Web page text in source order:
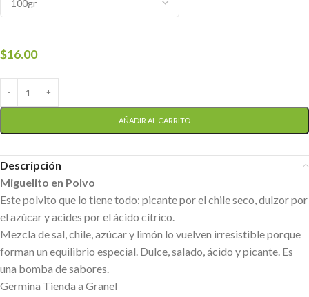
$16.00
AÑADIR AL CARRITO
Descripción
Miguelito en Polvo
Este polvito que lo tiene todo: picante por el chile seco, dulzor por
el azúcar y acides por el ácido cítrico.
Mezcla de sal, chile, azúcar y limón lo vuelven irresistible porque
forman un equilibrio especial. Dulce, salado, ácido y picante. Es
una bomba de sabores.
Germina Tienda a Granel